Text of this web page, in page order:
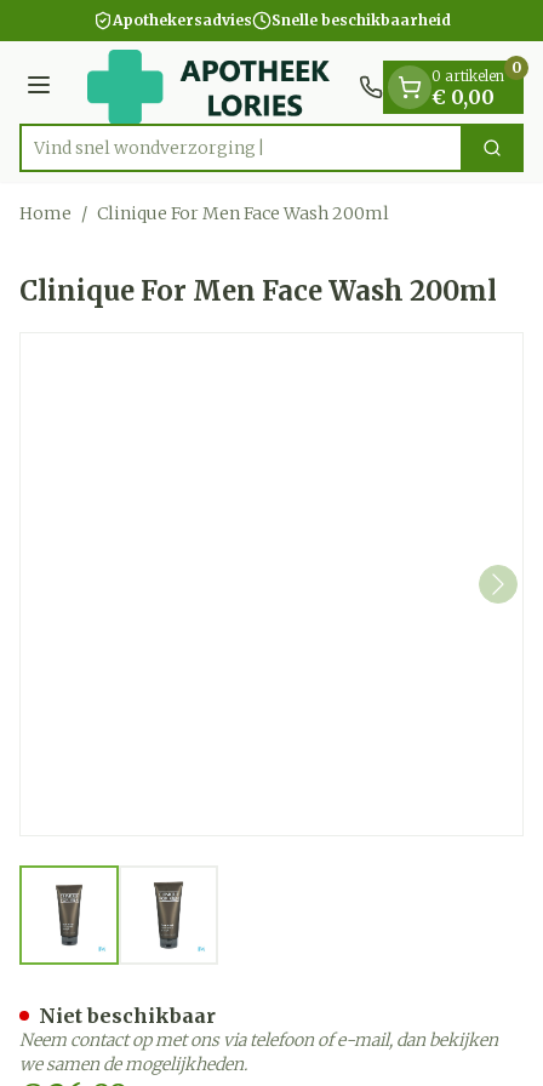
Ga naar de inhoudApothekersadvies Snelle beschikbaarheid
Menu
Product, merk, categorie...
Vind snel wondver Zoek
0 artikelen
€ 0,00
0
Home / Clinique For Men Face Wash 200ml
Clinique For Men Face Wash 200ml
View larger imageView larger image
Niet beschikbaar
Neem contact op met ons via telefoon of e-mail, dan bekijken
we samen de mogelijkheden.